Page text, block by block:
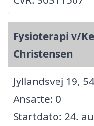
Fysioterapi v/
Christensen
Jyllandsvej 19,
Ansatte: 0
Startdato: 24.